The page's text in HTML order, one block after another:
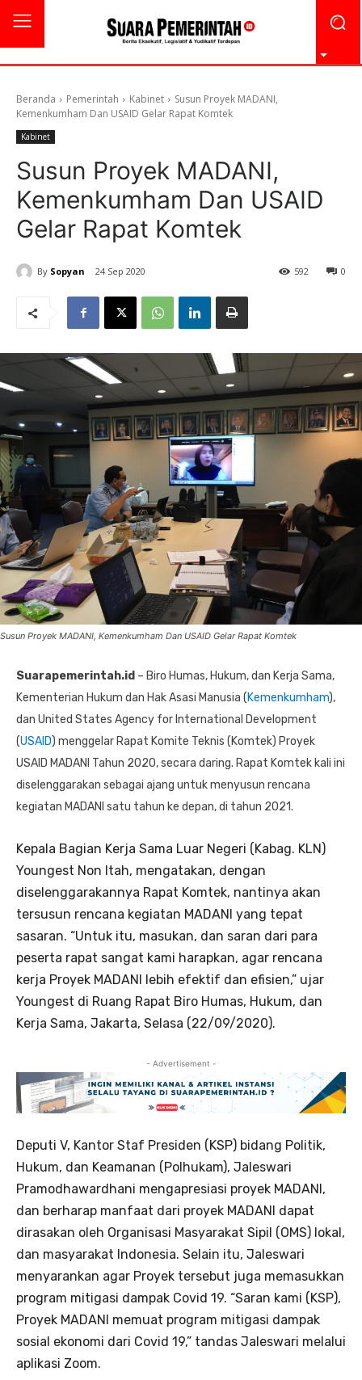
Beranda Pemerintah Kabinet
Susun Proyek MADANI,
Kemenkumham Dan USAID Gelar Rapat Komtek
Kabinet
Susun Proyek MADANI,
Kemenkumham Dan USAID
Gelar Rapat Komtek
By Sopyan 24 Sep 2020 0
592
Susun Proyek MADANI, Kemenkumham Dan USAID Gelar Rapat Komtek
Suarapemerintah.id – Biro Humas, Hukum, dan Kerja Sama,
Kementerian Hukum dan Hak Asasi Manusia (Kemenkumham),
dan United States Agency for International Development
(USAID) menggelar Rapat Komite Teknis (Komtek) Proyek
USAID MADANI Tahun 2020, secara daring. Rapat Komtek kali ini
diselenggarakan sebagai ajang untuk menyusun rencana
kegiatan MADANI satu tahun ke depan, di tahun 2021.
Kepala Bagian Kerja Sama Luar Negeri (Kabag. KLN)
Youngest Non Itah, mengatakan, dengan
diselenggarakannya Rapat Komtek, nantinya akan
tersusun rencana kegiatan MADANI yang tepat
sasaran. “Untuk itu, masukan, dan saran dari para
peserta rapat sangat kami harapkan, agar rencana
kerja Proyek MADANI lebih efektif dan efisien,” ujar
Youngest di Ruang Rapat Biro Humas, Hukum, dan
Kerja Sama, Jakarta, Selasa (22/09/2020).
- Advertisement -
Deputi V, Kantor Staf Presiden (KSP) bidang Politik,
Hukum, dan Keamanan (Polhukam), Jaleswari
Pramodhawardhani mengapresiasi proyek MADANI,
dan berharap manfaat dari proyek MADANI dapat
dirasakan oleh Organisasi Masyarakat Sipil (OMS) lokal,
dan masyarakat Indonesia. Selain itu, Jaleswari
menyarankan agar Proyek tersebut juga memasukkan
program mitigasi dampak Covid 19. “Saran kami (KSP),
Proyek MADANI memuat program mitigasi dampak
sosial ekonomi dari Covid 19,” tandas Jaleswari melalui
aplikasi Zoom.